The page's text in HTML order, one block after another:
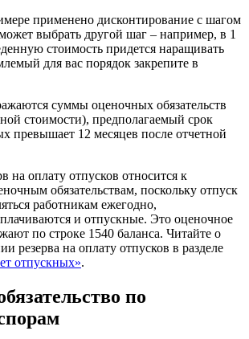
применено дисконтирование с шагом
выбрать другой шаг – например, в 1
стоимость придется наращивать
для вас порядок закрепите в
суммы оценочных обязательств
стоимости), предполагаемый срок
превышает 12 месяцев после отчетной
на оплату отпусков относится к
обязательствам, поскольку отпуск
работникам ежегодно,
и отпускные. Это оценочное
по строке 1540 баланса. Читайте о
резерва на оплату отпусков в разделе
отпускных».
по